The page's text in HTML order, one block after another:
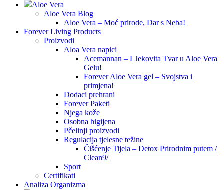
Aloe Vera
Aloe Vera Blog
Aloe Vera – Moć prirode, Dar s Neba!
Forever Living Products
Proizvodi
Aloa Vera napici
Acemannan – LJekovita Tvar u Aloe Vera
Gelu!
Forever Aloe Vera gel – Svojstva i
primjena!
Dodaci prehrani
Forever Paketi
Njega kože
Osobna higijena
Pčelinji proizvodi
Regulacija tjelesne težine
Čišćenje Tijela – Detox Prirodnim putem /
Clean9/
Sport
Certifikati
Analiza Organizma